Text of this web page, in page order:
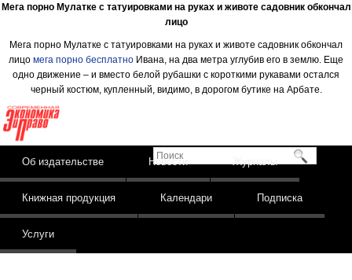
Мега порно Мулатке с татуировками на руках и животе садовник обкончал
лицо
Мега порно Мулатке с татуировками на руках и животе садовник обкончал
лицо мега порно бесплатно Ивана, на два метра углубив его в землю. Еще
одно движение – и вместо белой рубашки с короткими рукавами остался
черный костюм, купленный, видимо, в дорогом бутике на Арбате.
экономика и право
Main menu
Skip to content
Поиск
Об издательстве Новости Журналы
Книжная продукция Календари Подписка
Услуги